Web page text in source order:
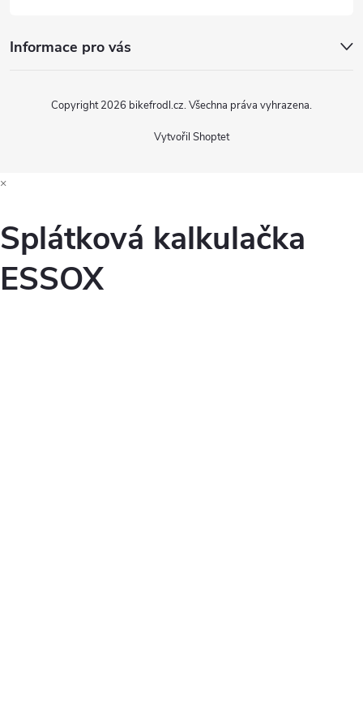
iInformace pro vás
Vytvořil Shoptet
Copyright 2026 bikefrodl.cz. Všechna práva vyhrazena.
×
Splátková kalkulačka
ESSOX